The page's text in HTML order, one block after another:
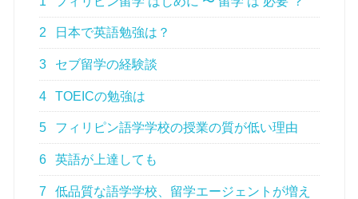
2 日本で英語勉強は？
3 セブ留学の経験談
4 TOEICの勉強は
5 フィリピン語学学校の授業の質が低い理由
6 英語が上達しても
7
低品質な語学学校、留学エージェントが増え